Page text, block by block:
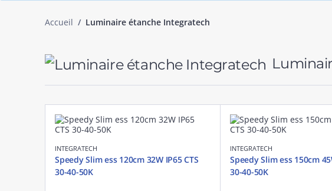
Accueil Luminaire étanche Integratech
INTEGRATECH
Speedy Slim ess 120cm 32W IP65 CTS
30-40-50K
INTEGRATECH
Speedy Slim ess 150cm
30-40-50K